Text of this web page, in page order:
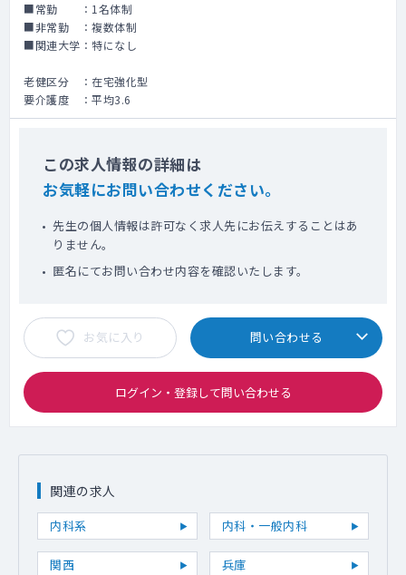
■常勤 ：1名体制
■非常勤 ：複数体制
■関連大学：特になし
老健区分 ：在宅強化型
要介護度 ：平均3.6
この求人情報の詳細は
お気軽にお問い合わせください。
先生の個人情報は許可なく求人先にお伝えすることはあ
りません。
匿名にてお問い合わせ内容を確認いたします。
お気に入り 問い合わせる
ログイン・登録して問い合わせる
関連の求人
内科系 内科・一般内科
関西 兵庫